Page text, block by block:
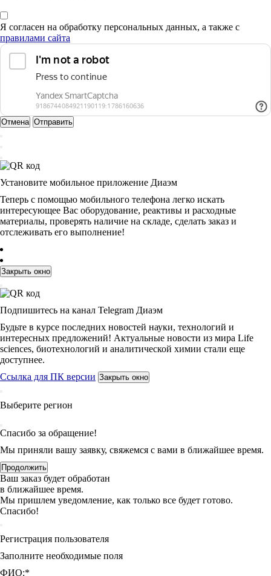
Я согласен на обработку персональных данных, а также с
правилами сайта
Отмена Отправить
Установите мобильное приложение Диаэм
Теперь с помощью мобильного телефона легко искать
интересующее Вас оборудование, реактивы и расходные
материалы, проверять наличие на складе, сделать заказ и
отслеживать его выполнение!
Закрыть окно
Подпишитесь на канал Telegram Диаэм
Будьте в курсе последних новостей науки, технологий и
интересных предложений! Актуальные новости из мира Life
sciences, биотехнологий и аналитической химии стали еще
доступнее.
Ссылка для ПК версии Закрыть окно
Выберите регион
Спасибо за обращение!
Мы приняли вашу заявку, свяжемся с вами в ближайшее время.
Продолжить
Ваш заказ будет обработан
в ближайшее время.
Мы пришлем уведомление, как только все будет готово.
Спасибо!
Регистрация пользователя
Заполните необходимые поля
ФИО:*